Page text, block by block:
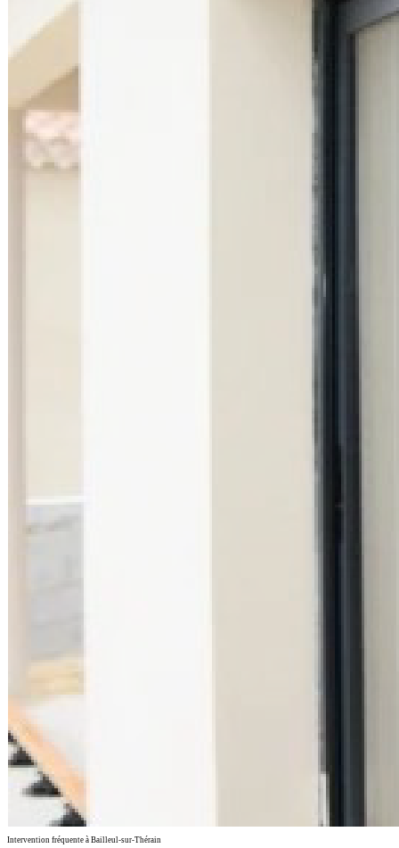
Intervention fréquente à Bailleul-sur-Thérain